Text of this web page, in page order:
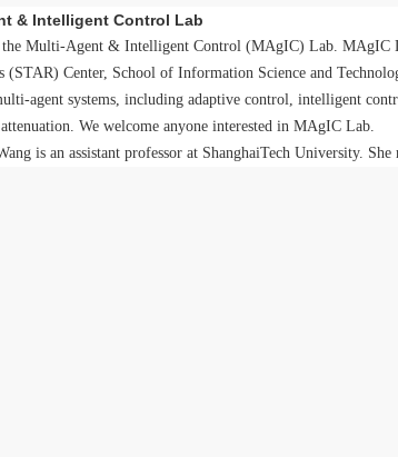
& Intelligent Control Lab
the Multi-Agent & Intelligent Control (MAgIC) Lab. MAgIC
(STAR) Center, School of Information Science and
agent systems, including adaptive control, intelligent
We welcome anyone interested in MAgIC Lab.
is an assistant professor at ShanghaiTech University.